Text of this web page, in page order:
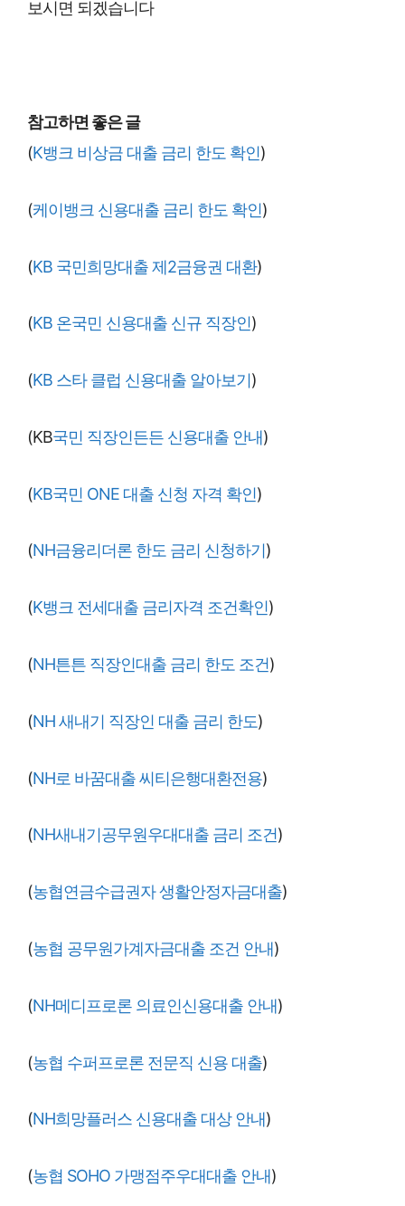
보시면 되겠습니다
참고하면 좋은 글
(K뱅크 비상금 대출 금리 한도 확인)
(케이뱅크 신용대출 금리 한도 확인)
(KB 국민희망대출 제2금융권 대환)
(KB 온국민 신용대출 신규 직장인)
(KB 스타 클럽 신용대출 알아보기)
(KB국민 직장인든든 신용대출 안내)
(KB국민 ONE 대출 신청 자격 확인)
(NH금융리더론 한도 금리 신청하기)
(K뱅크 전세대출 금리자격 조건확인)
(NH튼튼 직장인대출 금리 한도 조건)
(NH 새내기 직장인 대출 금리 한도)
(NH로 바꿈대출 씨티은행대환전용)
(NH새내기공무원우대대출 금리 조건)
(농협연금수급권자 생활안정자금대출)
(농협 공무원가계자금대출 조건 안내)
(NH메디프로론 의료인신용대출 안내)
(농협 수퍼프로론 전문직 신용 대출)
(NH희망플러스 신용대출 대상 안내)
(농협 SOHO 가맹점주우대대출 안내)